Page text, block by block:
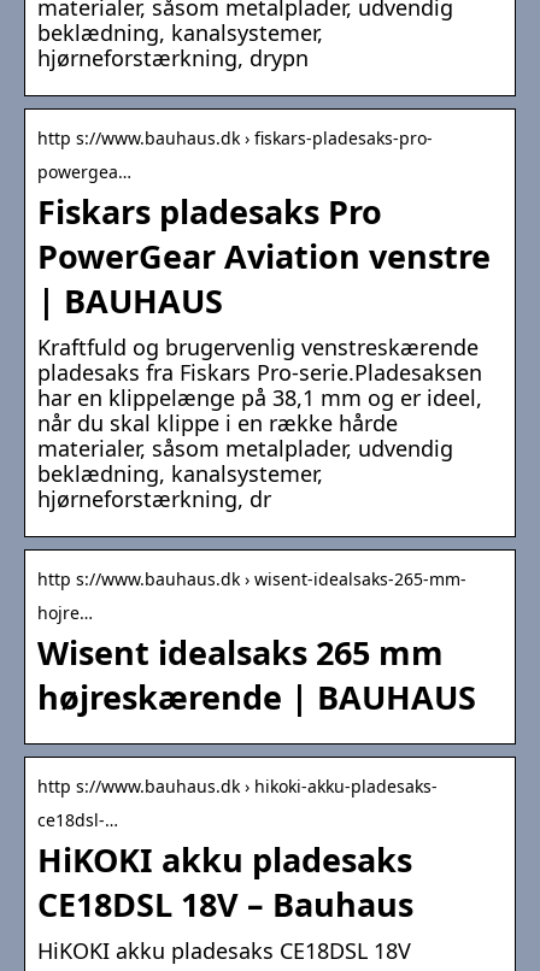
materialer, såsom metalplader, udvendig
beklædning, kanalsystemer,
hjørneforstærkning, drypn
http s://www.bauhaus.dk › fiskars-pladesaks-pro-
powergea…
Fiskars pladesaks Pro
PowerGear Aviation venstre
| BAUHAUS
Kraftfuld og brugervenlig venstreskærende
pladesaks fra Fiskars Pro-serie.Pladesaksen
har en klippelænge på 38,1 mm og er ideel,
når du skal klippe i en række hårde
materialer, såsom metalplader, udvendig
beklædning, kanalsystemer,
hjørneforstærkning, dr
http s://www.bauhaus.dk › wisent-idealsaks-265-mm-
hojre…
Wisent idealsaks 265 mm
højreskærende | BAUHAUS
http s://www.bauhaus.dk › hikoki-akku-pladesaks-
ce18dsl-…
HiKOKI akku pladesaks
CE18DSL 18V – Bauhaus
HiKOKI akku pladesaks CE18DSL 18V